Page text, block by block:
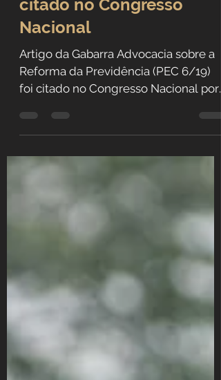
artigo do Dr. Gabarra
citado no Congresso
Nacional
Artigo da Gabarra Advocacia sobre a
foi citado no Congresso Nacional por
senadores e deputados. Entenda os
fundamentos jurídicos, as regras de
transição, a discussão sobre
importância da segurança jurídica
para servidores públicos e segurados